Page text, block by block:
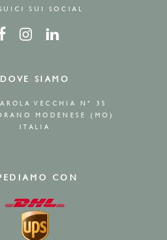
SUI SOCIAL
DOVE SIAMO
VECCHIA N° 35
MODENESE (MO)
ITALIA
CON